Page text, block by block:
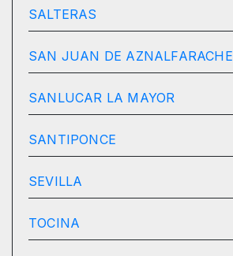
SALTERAS
SAN JUAN DE AZNALFARACHE
SANLUCAR LA MAYOR
SANTIPONCE
SEVILLA
TOCINA